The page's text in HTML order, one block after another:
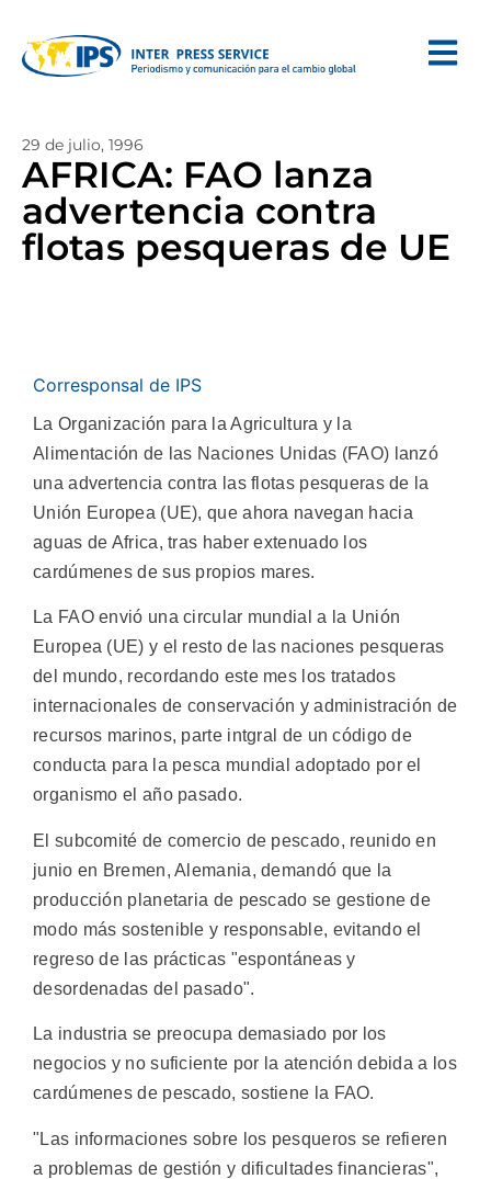
29 de julio, 1996
AFRICA: FAO lanza
advertencia contra
flotas pesqueras de UE
Corresponsal de IPS
La Organización para la Agricultura y la
Alimentación de las Naciones Unidas (FAO) lanzó
una advertencia contra las flotas pesqueras de la
Unión Europea (UE), que ahora navegan hacia
aguas de Africa, tras haber extenuado los
cardúmenes de sus propios mares.
La FAO envió una circular mundial a la Unión
Europea (UE) y el resto de las naciones pesqueras
del mundo, recordando este mes los tratados
internacionales de conservación y administración de
recursos marinos, parte intgral de un código de
conducta para la pesca mundial adoptado por el
organismo el año pasado.
El subcomité de comercio de pescado, reunido en
junio en Bremen, Alemania, demandó que la
producción planetaria de pescado se gestione de
modo más sostenible y responsable, evitando el
regreso de las prácticas "espontáneas y
desordenadas del pasado".
La industria se preocupa demasiado por los
negocios y no suficiente por la atención debida a los
cardúmenes de pescado, sostiene la FAO.
"Las informaciones sobre los pesqueros se refieren
a problemas de gestión y dificultades financieras",